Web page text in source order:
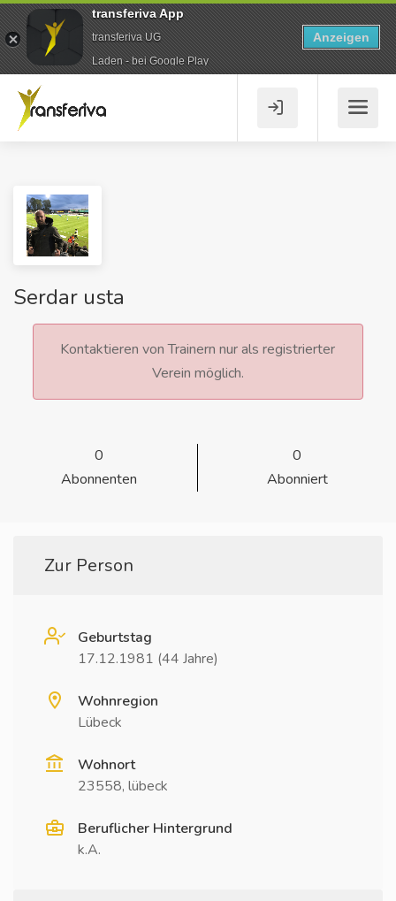
Serdar usta
Kontaktieren von Trainern nur als registrierter
Verein möglich.
0
Abonnenten
0
Abonniert
Zur Person
Geburtstag
17.12.1981 (44 Jahre)
Wohnregion
Lübeck
Wohnort
23558, lübeck
Beruflicher Hintergrund
k.A.
transferiva App
transferiva UG
Laden - bei Google Play
Anzeigen